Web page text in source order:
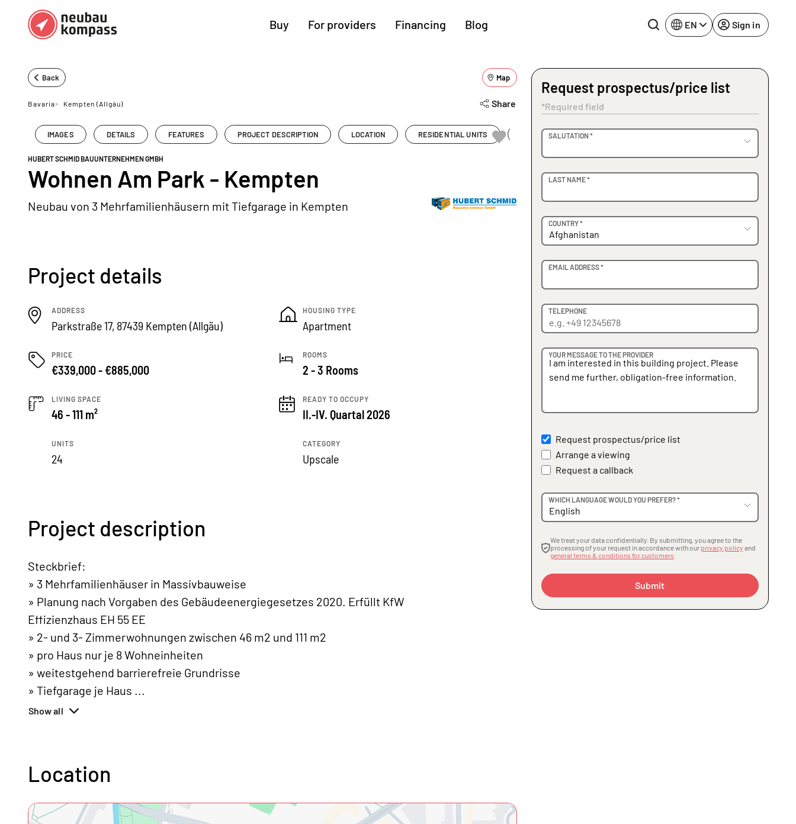
Buy
Regions
German federal states
Austria
Dusseldorf Stuttgart Dresden Ingolstadt
Lake Constance Rhine-Neckar
For providers Financing Blog EN Sign in
Back Map
Bavaria> Kempten (Allgäu) Share
IMAGES DETAILS FEATURES PROJECT DESCRIPTION LOCATION RESIDENTIAL UNITS PROVIDER
HUBERT SCHMID BAUUNTERNEHMEN GMBH
Wohnen Am Park - Kempten
Neubau von 3 Mehrfamilienhäusern mit Tiefgarage in Kempten
Project details
ADDRESS
Parkstraße 17, 87439 Kempten (Allgäu)
HOUSING TYPE
Apartment
PRICE
€339,000 - €885,000
ROOMS
2 - 3 Rooms
LIVING SPACE
46 - 111 m²
READY TO OCCUPY
II.-IV. Quartal 2026
UNITS
24
CATEGORY
Upscale
Project description
Steckbrief:
» 3 Mehrfamilienhäuser in Massivbauweise
» Planung nach Vorgaben des Gebäudeenergiegesetzes 2020. Erfüllt KfW
Effizienzhaus EH 55 EE
» 2- und 3- Zimmerwohnungen zwischen 46 m2 und 111 m2
» pro Haus nur je 8 Wohneinheiten
» weitestgehend barrierefreie Grundrisse
» Tiefgarage je Haus ...
Show all
Location
Request prospectus/price list
*Required field
SALUTATION *
LAST NAME *
COUNTRY *
EMAIL ADDRESS *
TELEPHONE
YOUR MESSAGE TO THE PROVIDER
Request prospectus/price list
Arrange a viewing
Request a callback
WHICH LANGUAGE WOULD YOU PREFER? *
We treat your data confidentially. By submitting, you agree to the
processing of your request in accordance with our privacy policy and
general terms & conditions for customers
Submit